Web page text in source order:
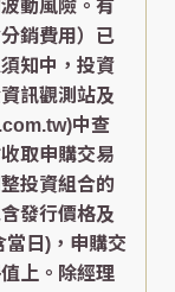
動風險。有
銷費用）已
知中，投資
訊觀測站及
中查
取申購交易
投資組合的
發行價格及
當日)，申購交
上。除經理